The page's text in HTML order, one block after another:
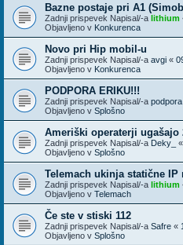
Bazne postaje pri A1
Zadnji prispevek Napisal/-a lithium
Objavljeno v Konkurenca
Novo pri Hip mobil-u
Zadnji prispevek Napisal/-a avgi «
Objavljeno v Konkurenca
PODPORA ERIKU!!!
Zadnji prispevek Napisal/-a
Objavljeno v Splošno
Ameriški operaterji ugašajo
Zadnji prispevek Napisal/-a Deky_ «
Objavljeno v Splošno
Telemach ukinja statične IP
Zadnji prispevek Napisal/-a lithium
Objavljeno v Telemach
Če ste v stiski 112
Zadnji prispevek Napisal/-a Safre «
Objavljeno v Splošno